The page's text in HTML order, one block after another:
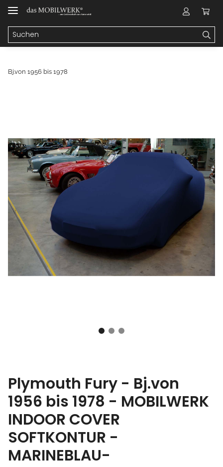
Bj.von 1956 bis 1978
Plymouth Fury - Bj.von
1956 bis 1978 - MOBILWERK
INDOOR COVER
SOFTKONTUR -
MARINEBLAU-